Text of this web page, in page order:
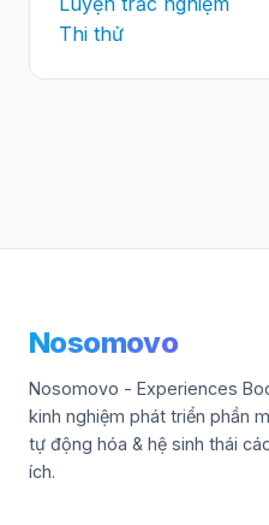
Thi thử
Nosomovo
Nosomovo - Experiences
kinh nghiệm phát triển phần
tự động hóa & hệ sinh thái
ích.